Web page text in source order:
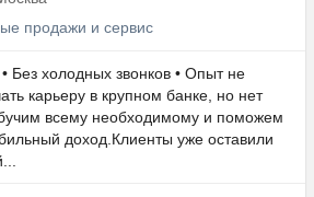
продажи и сервис
Без холодных звонков • Опыт не
карьеру в крупном банке, но нет
всему необходимому и поможем
доход.Клиенты уже оставили